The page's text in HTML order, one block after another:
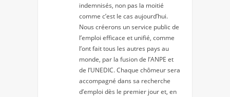
indemnisés, non pas la moitié
comme c’est le cas aujourd’hui.
Nous créerons un service public de
l’emploi efficace et unifié, comme
l’ont fait tous les autres pays au
monde, par la fusion de l’ANPE et
de l’UNEDIC. Chaque chômeur sera
accompagné dans sa recherche
d’emploi dès le premier jour et, en